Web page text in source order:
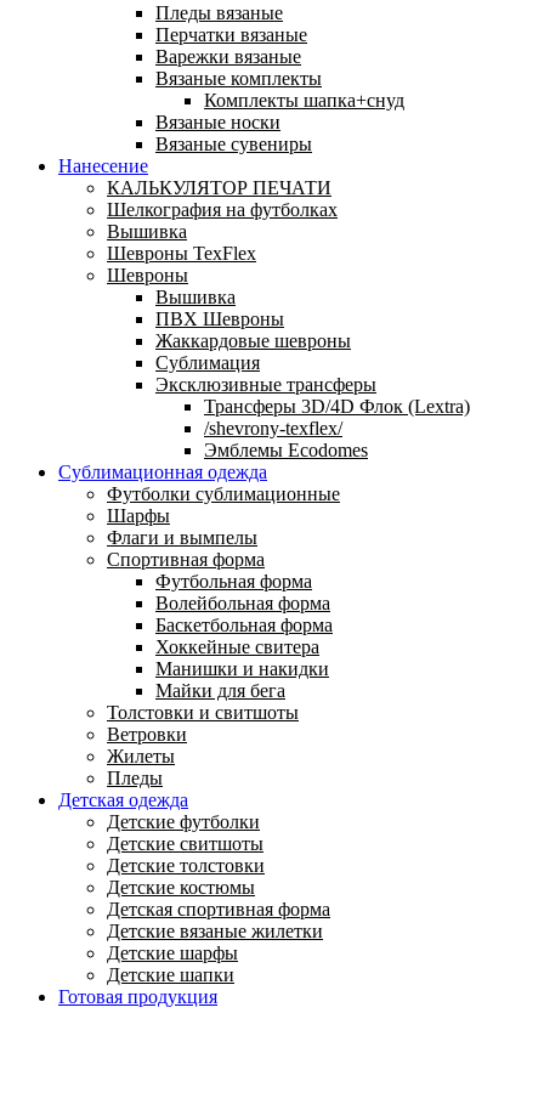
Пледы вязаные
Перчатки вязаные
Варежки вязаные
Вязаные комплекты
Комплекты шапка+снуд
Вязаные носки
Вязаные сувениры
Нанесение
КАЛЬКУЛЯТОР ПЕЧАТИ
Шелкография на футболках
Вышивка
Шевроны TexFlex
Шевроны
Вышивка
ПВХ Шевроны
Жаккардовые шевроны
Сублимация
Эксклюзивные трансферы
Трансферы 3D/4D Флок (Lextra)
/shevrony-texflex/
Эмблемы Ecodomes
Сублимационная одежда
Футболки сублимационные
Шарфы
Флаги и вымпелы
Спортивная форма
Футбольная форма
Волейбольная форма
Баскетбольная форма
Хоккейные свитера
Манишки и накидки
Майки для бега
Толстовки и свитшоты
Ветровки
Жилеты
Пледы
Детская одежда
Детские футболки
Детские свитшоты
Детские толстовки
Детские костюмы
Детская спортивная форма
Детские вязаные жилетки
Детские шарфы
Детские шапки
Готовая продукция